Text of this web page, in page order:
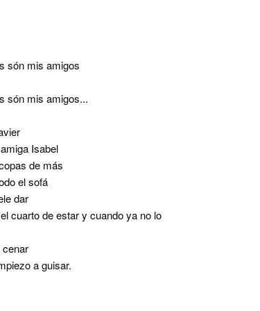
són mis amigos
són mis amigos...
Isabel
de más
el sofá
dar
cuarto de estar y cuando ya no lo
cenar
a guisar.